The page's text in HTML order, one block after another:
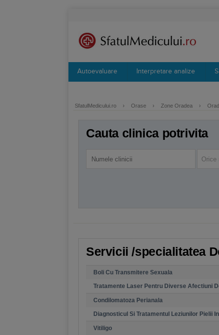
Autoevaluare Interpretare analize
SfatulMedicului.ro › Orase › Zone Oradea ›
Cauta clinica potrivita
Orice
Servicii /specialitatea
Boli Cu Transmitere Sexuala
Tratamente Laser Pentru Diverse Afectiuni
Condilomatoza Perianala
Diagnosticul Si Tratamentul Leziunilor Pielii
Vitiligo